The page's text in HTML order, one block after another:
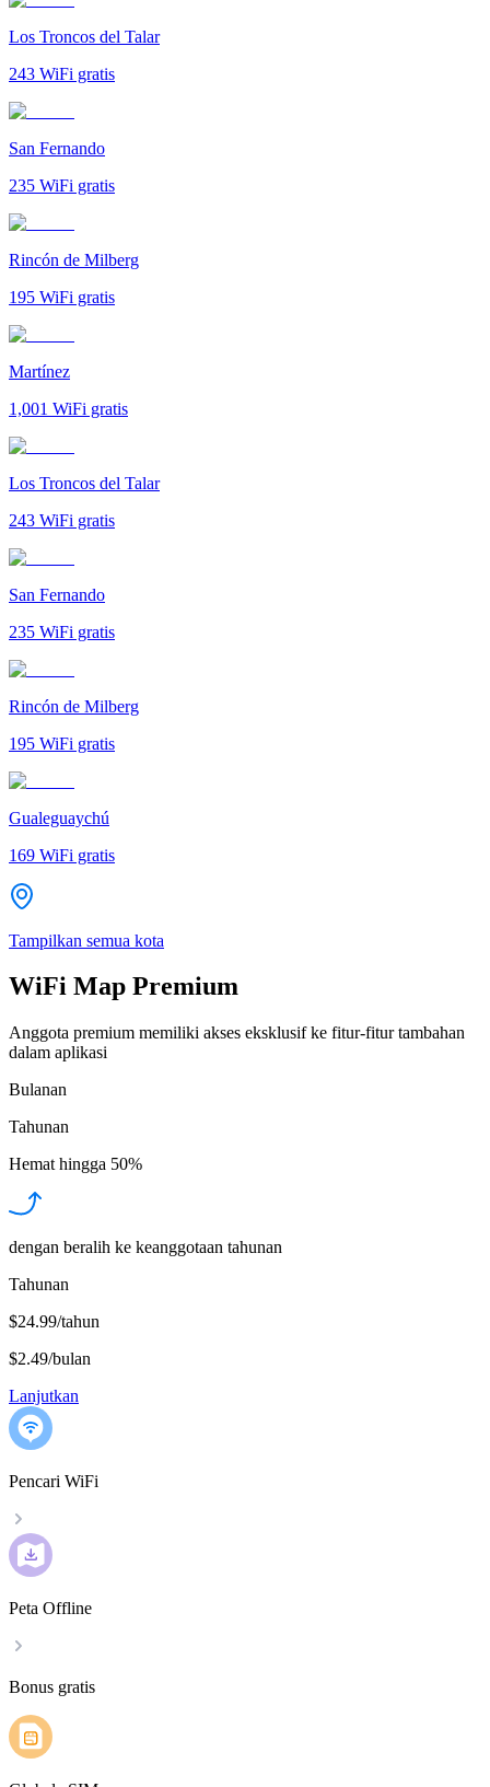
Los Troncos del Talar
243 WiFi gratis
San Fernando
235 WiFi gratis
Rincón de Milberg
195 WiFi gratis
Martínez
1,001 WiFi gratis
Los Troncos del Talar
243 WiFi gratis
San Fernando
235 WiFi gratis
Rincón de Milberg
195 WiFi gratis
Gualeguaychú
169 WiFi gratis
Tampilkan semua kota
WiFi Map Premium
Anggota premium memiliki akses eksklusif ke fitur-fitur tambahan
dalam aplikasi
Bulanan
Tahunan
Hemat hingga 50%
dengan beralih ke keanggotaan tahunan
Tahunan
$24.99/tahun
$2.49/bulan
Lanjutkan
Pencari WiFi
Peta Offline
Bonus gratis